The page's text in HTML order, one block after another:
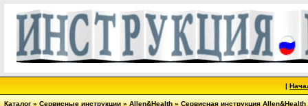
|
Каталог»Сервисные инструкции»Allen&Health» Сервисная инструкция Allen&Health